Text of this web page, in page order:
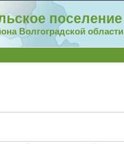
поселение
Волгоградской области